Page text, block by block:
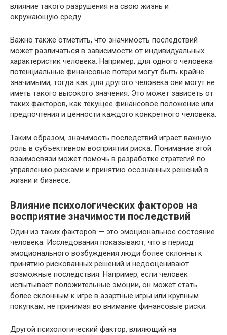
влияние такого разрушения на свою жизнь и
окружающую среду.
Важно также отметить, что значимость последствий
может различаться в зависимости от индивидуальных
характеристик человека. Например, для одного человека
потенциальные финансовые потери могут быть крайне
значимыми, тогда как для другого человека они могут не
иметь такого высокого значения. Это может зависеть от
таких факторов, как текущее финансовое положение или
предпочтения и ценности каждого конкретного человека.
Таким образом, значимость последствий играет важную
роль в субъективном восприятии риска. Понимание этой
взаимосвязи может помочь в разработке стратегий по
управлению рисками и принятию осознанных решений в
жизни и бизнесе.
Влияние психологических факторов на
восприятие значимости последствий
Один из таких факторов — это эмоциональное состояние
человека. Исследования показывают, что в период
эмоционального возбуждения люди более склонны к
принятию рискованных решений и недооценивают
возможные последствия. Например, если человек
испытывает положительные эмоции, он может стать
более склонным к игре в азартные игры или крупным
покупкам, не принимая во внимание финансовые риски.
Другой психологический фактор, влияющий на